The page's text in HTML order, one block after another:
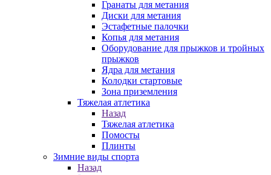
Гранаты для метания
Диски для метания
Эстафетные палочки
Копья для метания
Оборудование для прыжков и тройных
прыжков
Ядра для метания
Колодки стартовые
Зона приземления
Тяжелая атлетика
Назад
Тяжелая атлетика
Помосты
Плинты
Зимние виды спорта
Назад